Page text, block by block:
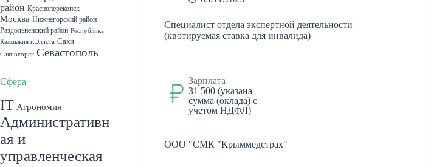
Специалист отдела экспертной деятельности
(квотируемая ставка для инвалида)
Зарплата
31 500 (указана
сумма (оклада) с
учетом НДФЛ)
ООО "СМК "Крыммедстрах"
район Красноперекопск
Москва Нижнегорский район
Раздольненский район Республика
Калмыкия г.Элиста Саки
Саяногорск Севастополь
Симферополь
Симферопольский
район
Херсонская обл. пгт. Чаплынка
Херсонская область
Гурзуф пгт. Красногвардейское
Сфера
IT Агрономия
Административн
ая и
управленческая